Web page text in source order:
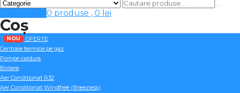
0 produse , 0 lei
Coș
NOU OFERTE
Centrale termice pe gaz
Pompe caldura
Boilere
Aer Conditionat R32
Aer Conditionat Windfree (Breezless)